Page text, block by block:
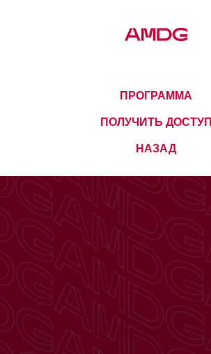
ПРОГРАММА
ПОЛУЧИТЬ ДОСТУП
НАЗАД